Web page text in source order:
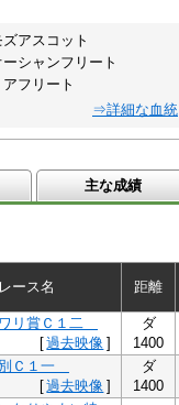
アスコット
シャンフリート
フリート
⇒詳細な血統
主な成績
レース名 距離
リ賞Ｃ１二
[過去映像 ]
ダ
1400
Ｃ１一
[過去映像 ]
ダ
1400